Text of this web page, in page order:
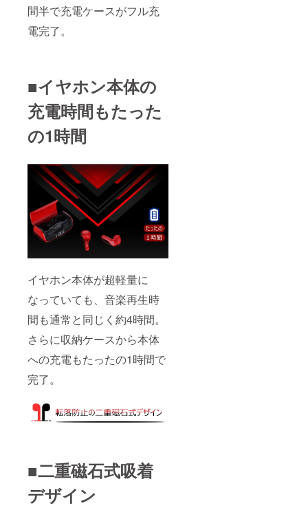
間半で充電ケースがフル充
電完了。
■イヤホン本体の
充電時間もたった
の1時間
イヤホン本体が超軽量に
なっていても、音楽再生時
間も通常と同じく約4時間。
さらに収納ケースから本体
への充電もたったの1時間で
完了。
■二重磁石式吸着
デザイン